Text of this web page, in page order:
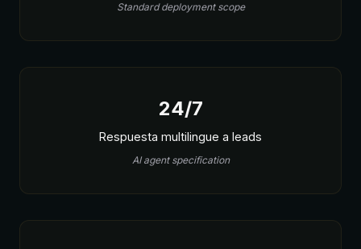
Standard deployment scope
24/7
Respuesta multilingue a leads
AI agent specification